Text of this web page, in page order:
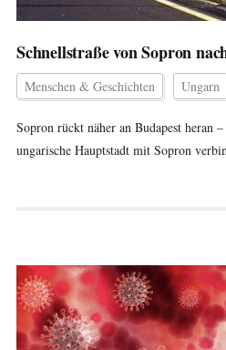
Schnellstraße von Sopron
Menschen & Geschichten Ungarn
Sopron rückt näher an Budapest heran
ungarische Hauptstadt mit Sopron